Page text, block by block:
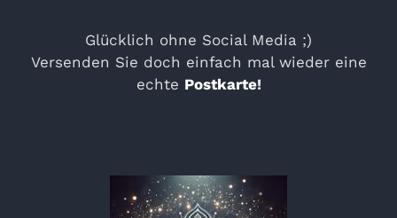
Glücklich ohne Social Media ;)
Versenden Sie doch einfach mal wieder eine
echte Postkarte!